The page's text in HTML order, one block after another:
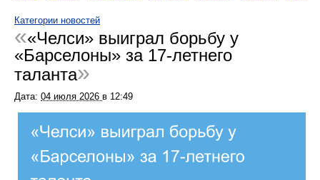
Категории новостей
«Челси» выиграл борьбу у
«Барселоны» за 17-летнего
таланта
Дата: 04 июля 2026 в 12:49